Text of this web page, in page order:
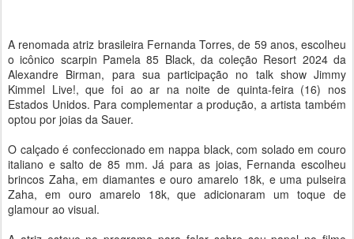
A renomada atriz brasileira Fernanda Torres, de 59 anos, escolheu
o icônico scarpin Pamela 85 Black, da coleção Resort 2024 da
Alexandre Birman, para sua participação no talk show Jimmy
Kimmel Live!, que foi ao ar na noite de quinta-feira (16) nos
Estados Unidos. Para complementar a produção, a artista também
optou por joias da Sauer.
O calçado é confeccionado em nappa black, com solado em couro
italiano e salto de 85 mm. Já para as joias, Fernanda escolheu
brincos Zaha, em diamantes e ouro amarelo 18k, e uma pulseira
Zaha, em ouro amarelo 18k, que adicionaram um toque de
glamour ao visual.